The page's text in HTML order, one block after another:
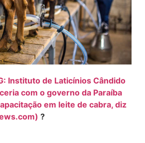
Instituto de Laticínios Cândido
com o governo da Paraíba
em leite de cabra, diz
?